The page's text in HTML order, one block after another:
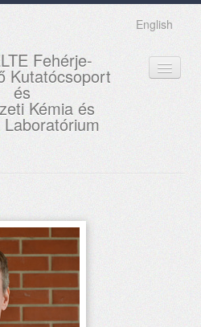
English
Fehérje-
Kutatócsoport
és
Kémia és
Laboratórium